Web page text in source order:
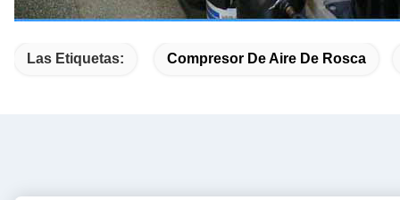
Las Etiquetas: Compresor De Aire De Rosca